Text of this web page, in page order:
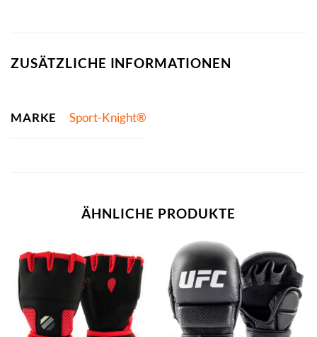
ZUSÄTZLICHE INFORMATIONEN
MARKE Sport-Knight®
ÄHNLICHE PRODUKTE